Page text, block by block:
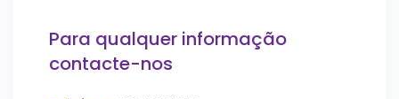
Para qualquer informação
contacte-nos